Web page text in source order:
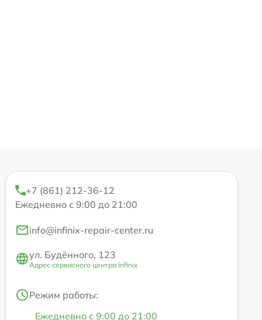
+7 (861) 212-36-12
Ежедневно с 9:00 до 21:00
info@infinix-repair-center.ru
ул. Будённого, 123
Адрес сервисного центра Infinix
Режим работы:
Ежедневно с 9:00 до 21:00